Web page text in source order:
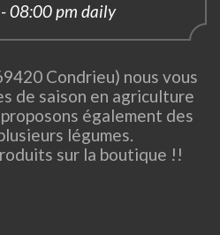
08:00 pm daily
Condrieu) nous vous
de saison en agriculture
également des
légumes.
sur la boutique !!